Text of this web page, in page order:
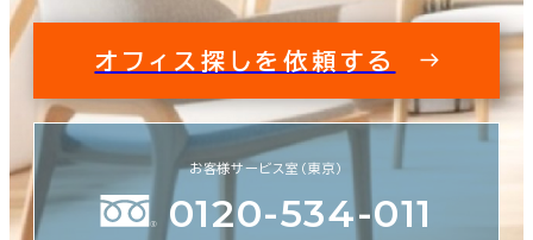
オフィス探しを依頼する
お客様サービス室（東京）
0120-534-011